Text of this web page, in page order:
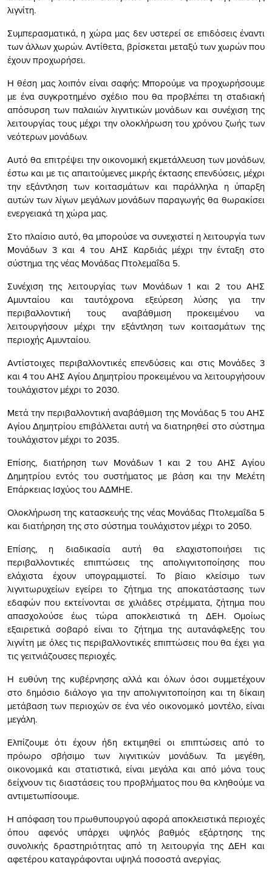
λιγνίτη.
Συμπερασματικά, η χώρα μας δεν υστερεί σε επιδόσεις έναντι
των άλλων χωρών. Αντίθετα, βρίσκεται μεταξύ των χωρών που
έχουν προχωρήσει.
Η θέση μας λοιπόν είναι σαφής: Μπορούμε να προχωρήσουμε
με ένα συγκροτημένο σχέδιο που θα προβλέπει τη σταδιακή
απόσυρση των παλαιών λιγνιτικών μονάδων και συνέχιση της
λειτουργίας τους μέχρι την ολοκλήρωση του χρόνου ζωής των
νεότερων μονάδων.
Αυτό θα επιτρέψει την οικονομική εκμετάλλευση των μονάδων,
έστω και με τις απαιτούμενες μικρής έκτασης επενδύσεις, μέχρι
την εξάντληση των κοιτασμάτων και παράλληλα η ύπαρξη
αυτών των λίγων μεγάλων μονάδων παραγωγής θα θωρακίσει
ενεργειακά τη χώρα μας.
Στο πλαίσιο αυτό, θα μπορούσε να συνεχιστεί η λειτουργία των
Μονάδων 3 και 4 του ΑΗΣ Καρδιάς μέχρι την ένταξη στο
σύστημα της νέας Μονάδας Πτολεμαΐδα 5.
Συνέχιση της λειτουργίας των Μονάδων 1 και 2 του ΑΗΣ
Αμυνταίου και ταυτόχρονα εξεύρεση λύσης για την
περιβαλλοντική τους αναβάθμιση προκειμένου να
λειτουργήσουν μέχρι την εξάντληση των κοιτασμάτων της
περιοχής Αμυνταίου.
Αντίστοιχες περιβαλλοντικές επενδύσεις και στις Μονάδες 3
και 4 του ΑΗΣ Αγίου Δημητρίου προκειμένου να λειτουργήσουν
τουλάχιστον μέχρι το 2030.
Μετά την περιβαλλοντική αναβάθμιση της Μονάδας 5 του ΑΗΣ
Αγίου Δημητρίου επιβάλλεται αυτή να διατηρηθεί στο σύστημα
τουλάχιστον μέχρι το 2035.
Επίσης, διατήρηση των Μονάδων 1 και 2 του ΑΗΣ Αγίου
Δημητρίου εντός του συστήματος με βάση και την Μελέτη
Επάρκειας Ισχύος του ΑΔΜΗΕ.
Ολοκλήρωση της κατασκευής της νέας Μονάδας Πτολεμαΐδα 5
και διατήρηση της στο σύστημα τουλάχιστον μέχρι το 2050.
Επίσης, η διαδικασία αυτή θα ελαχιστοποιήσει τις
περιβαλλοντικές επιπτώσεις της απολιγνιτοποίησης που
ελάχιστα έχουν υπογραμμιστεί. Το βίαιο κλείσιμο των
λιγνιτωρυχείων εγείρει το ζήτημα της αποκατάστασης των
εδαφών που εκτείνονται σε χιλιάδες στρέμματα, ζήτημα που
απασχολούσε έως τώρα αποκλειστικά τη ΔΕΗ. Ομοίως
εξαιρετικά σοβαρό είναι το ζήτημα της αυτανάφλεξης του
λιγνίτη με όλες τις περιβαλλοντικές επιπτώσεις που θα έχει για
τις γειτνιάζουσες περιοχές.
Η ευθύνη της κυβέρνησης αλλά και όλων όσοι συμμετέχουν
στο δημόσιο διάλογο για την απολιγνιτοποίηση και τη δίκαιη
μετάβαση των περιοχών σε ένα νέο οικονομικό μοντέλο, είναι
μεγάλη.
Ελπίζουμε ότι έχουν ήδη εκτιμηθεί οι επιπτώσεις από το
πρόωρο σβήσιμο των λιγνιτικών μονάδων. Τα μεγέθη,
οικονομικά και στατιστικά, είναι μεγάλα και από μόνα τους
δείχνουν τις διαστάσεις του προβλήματος που θα κληθούμε να
αντιμετωπίσουμε.
Η απόφαση του πρωθυπουργού αφορά αποκλειστικά περιοχές
όπου αφενός υπάρχει υψηλός βαθμός εξάρτησης της
συνολικής δραστηριότητας από τη λειτουργία της ΔΕΗ και
αφετέρου καταγράφονται υψηλά ποσοστά ανεργίας.